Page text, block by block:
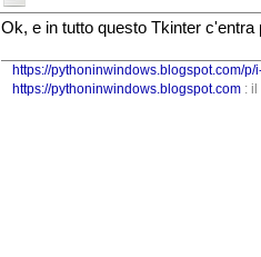
Ok, e in tutto questo Tkinter c'entra
https://pythoninwindows.blogspot.com/p/
https://pythoninwindows.blogspot.com: il